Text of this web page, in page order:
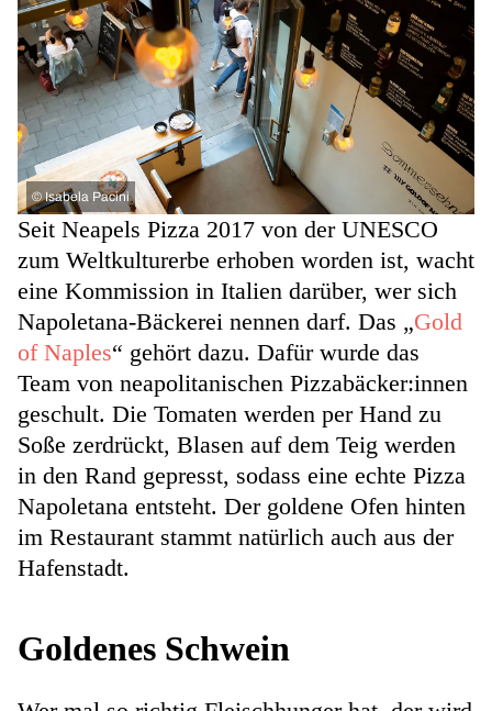
© Isabela Pacini
Seit Neapels Pizza 2017 von der UNESCO
zum Weltkulturerbe erhoben worden ist, wacht
eine Kommission in Italien darüber, wer sich
Napoletana-Bäckerei nennen darf. Das „Gold
of Naples“ gehört dazu. Dafür wurde das
Team von neapolitanischen Pizzabäcker:innen
geschult. Die Tomaten werden per Hand zu
Soße zerdrückt, Blasen auf dem Teig werden
in den Rand gepresst, sodass eine echte Pizza
Napoletana entsteht. Der goldene Ofen hinten
im Restaurant stammt natürlich auch aus der
Hafenstadt.
Goldenes Schwein